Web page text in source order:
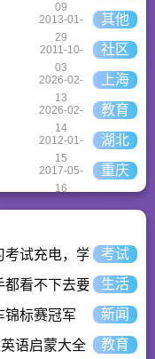
09
2013-01-
29
其他
2011-10-
03
社区
2026-02-
13
上海
2026-02-
14
教育
2012-01-
15
湖北
2017-05-
16
重庆
试充电，学一技之长
考试
看不下去要举报？
生活
锦标赛冠军
新闻
语启蒙大全 教育